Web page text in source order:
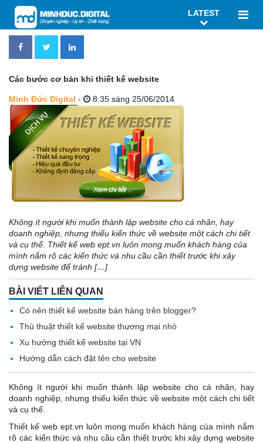
LATEST
Các bước cơ bản khi thiết kế website
Minh Đức Digital - 8:35 sáng 25/06/2014
Không ít người khi muốn thành lập website cho cá nhân, hay
doanh nghiệp, nhưng thiếu kiến thức về website một cách chi tiết
và cụ thể. Thiết kế web ept.vn luôn mong muốn khách hàng của
mình nắm rõ các kiến thức và nhu cầu cần thiết trước khi xây
dựng website để tránh […]
BÀI VIẾT LIÊN QUAN
Có nên thiết kế website bán hàng trên blogger?
Thủ thuật thiết kế website thương mại nhỏ
Xu hướng thiết kế website tại VN
Hướng dẫn cách đặt tên cho website
Không ít người khi muốn thành lập website cho cá nhân, hay
doanh nghiệp, nhưng thiếu kiến thức về website một cách chi tiết
và cụ thể.
Thiết kế web ept.vn luôn mong muốn khách hàng của mình nắm
rõ các kiến thức và nhu cầu cần thiết trước khi xây dựng website